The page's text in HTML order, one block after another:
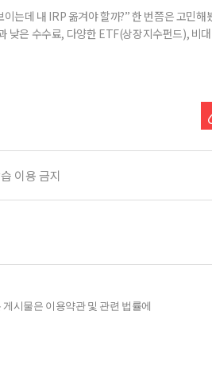
는데 내 IRP 옮겨야 할까?” 한 번쯤은 고민해
낮은 수수료, 다양한 ETF(상장지수펀드), 비
이용 금지